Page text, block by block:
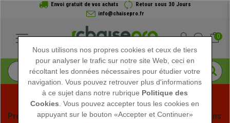
Envoi gratuit de vos achats
Retour sous 30 Jours
info@chaisepro.fr
0
Profitez des soldes d'été chez Chaisepro ! Des réductions
Nous utilisons nos propres cookies et ceux de tiers
pour analyser le trafic sur notre site Web, ceci en
récoltant les données nécessaires pour étudier votre
navigation. Vous pouvez retrouver plus d'informations
à ce sujet dans notre rubrique Politique des
Cookies . Vous pouvez accepter tous les cookies en
appuyant sur le bouton «Accepter et Continuer»